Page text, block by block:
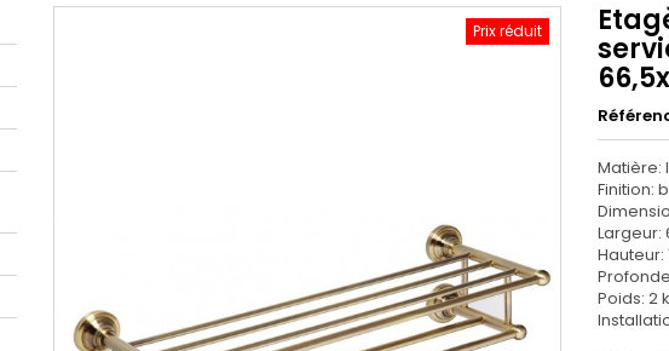
Prix réduit
Matière:
Finition:
Largeur:
Hauteur:
Poids: 2